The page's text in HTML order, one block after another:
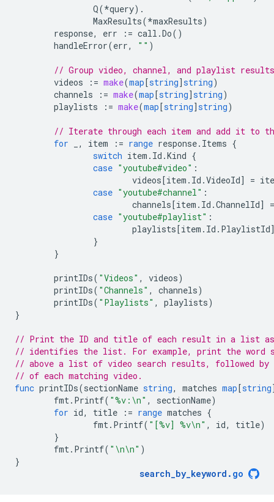
Q(*query).
MaxResults(*maxResults)
response, err := call .Do()
handleError(err, "" )
// Group video, channel, and playlist
videos
:= make(map[string]string)
channels
:= make(map[string]string)
playlists
:= make(map[string]string)
// Iterate through each item and add it to
for
, item := range response. Items {
switch item . Id .Kind {
case "youtube#video" :
videos[item . Id .VideoId] =
case "youtube#channel" :
channels[item . Id .ChannelId]
=
case "youtube#playlist" :
playlists[item . Id . PlaylistId
}
}
printIDs( "Videos" , videos)
printIDs( "Channels" , channels)
printIDs( "Playlists" , playlists)
}
// Print the ID and title of each result in a list as
// identifies the list. For example, print the word
// above a list of video search results, followed
// of each matching video.
func printIDs(sectionName string, matches map[string
fmt. Printf( "%v:\n" , sectionName)
for id, title := range matches {
fmt. Printf( "[%v] %v\n" , id, title)
}
fmt. Printf( "\n\n" )
}
search_by_keyword . go